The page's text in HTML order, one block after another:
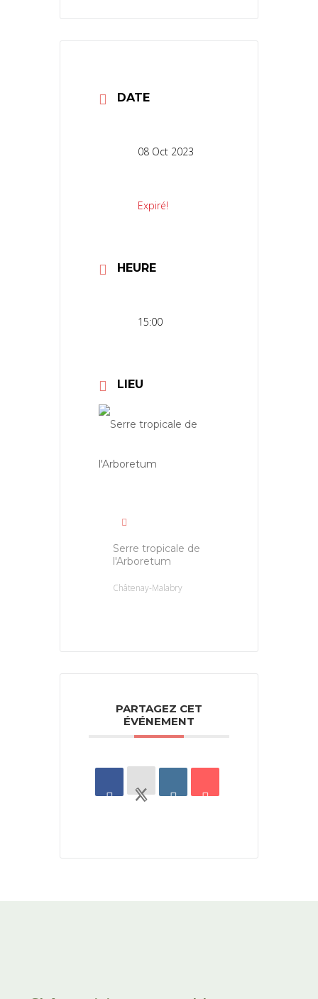
DATE
08 Oct 2023
Expiré!
HEURE
15:00
LIEU
Serre tropicale de
l'Arboretum
Châtenay-Malabry
PARTAGEZ CET
ÉVÉNEMENT